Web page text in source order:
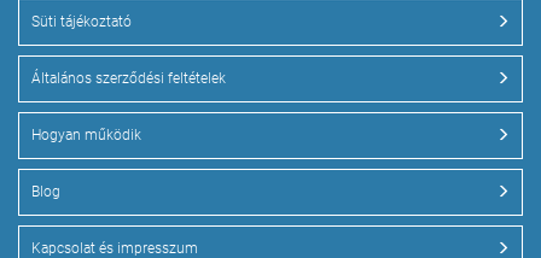
Süti tájékoztató
Általános szerződési feltételek
Hogyan működik
Blog
Kapcsolat és impresszum